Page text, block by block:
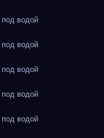
водой
водой
водой
водой
водой